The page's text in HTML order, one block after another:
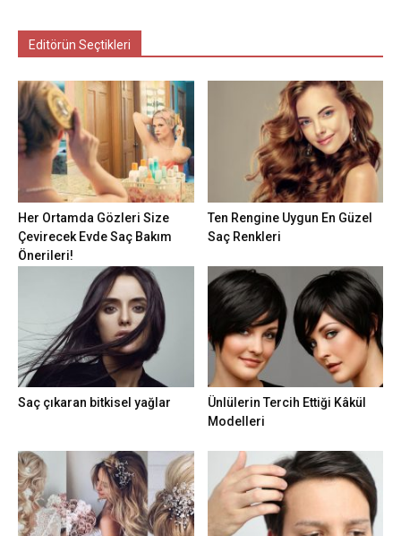
Editörün Seçtikleri
Her Ortamda Gözleri Size
Çevirecek Evde Saç Bakım
Önerileri!
Ten Rengine Uygun En Güzel
Saç Renkleri
Saç çıkaran bitkisel yağlar
Ünlülerin Tercih Ettiği Kâkül
Modelleri